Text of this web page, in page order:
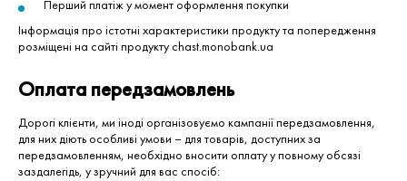
Перший платіж у момент оформлення покупки
Інформація про істотні характеристики продукту та попередження
розміщені на сайті продукту chast.monobank.ua
Оплата передзамовлень
Дорогі клієнти, ми іноді організовуємо кампанії передзамовлення,
для них діють особливі умови – для товарів, доступних за
передзамовленням, необхідно вносити оплату у повному обсязі
заздалегідь, у зручний для вас спосіб: